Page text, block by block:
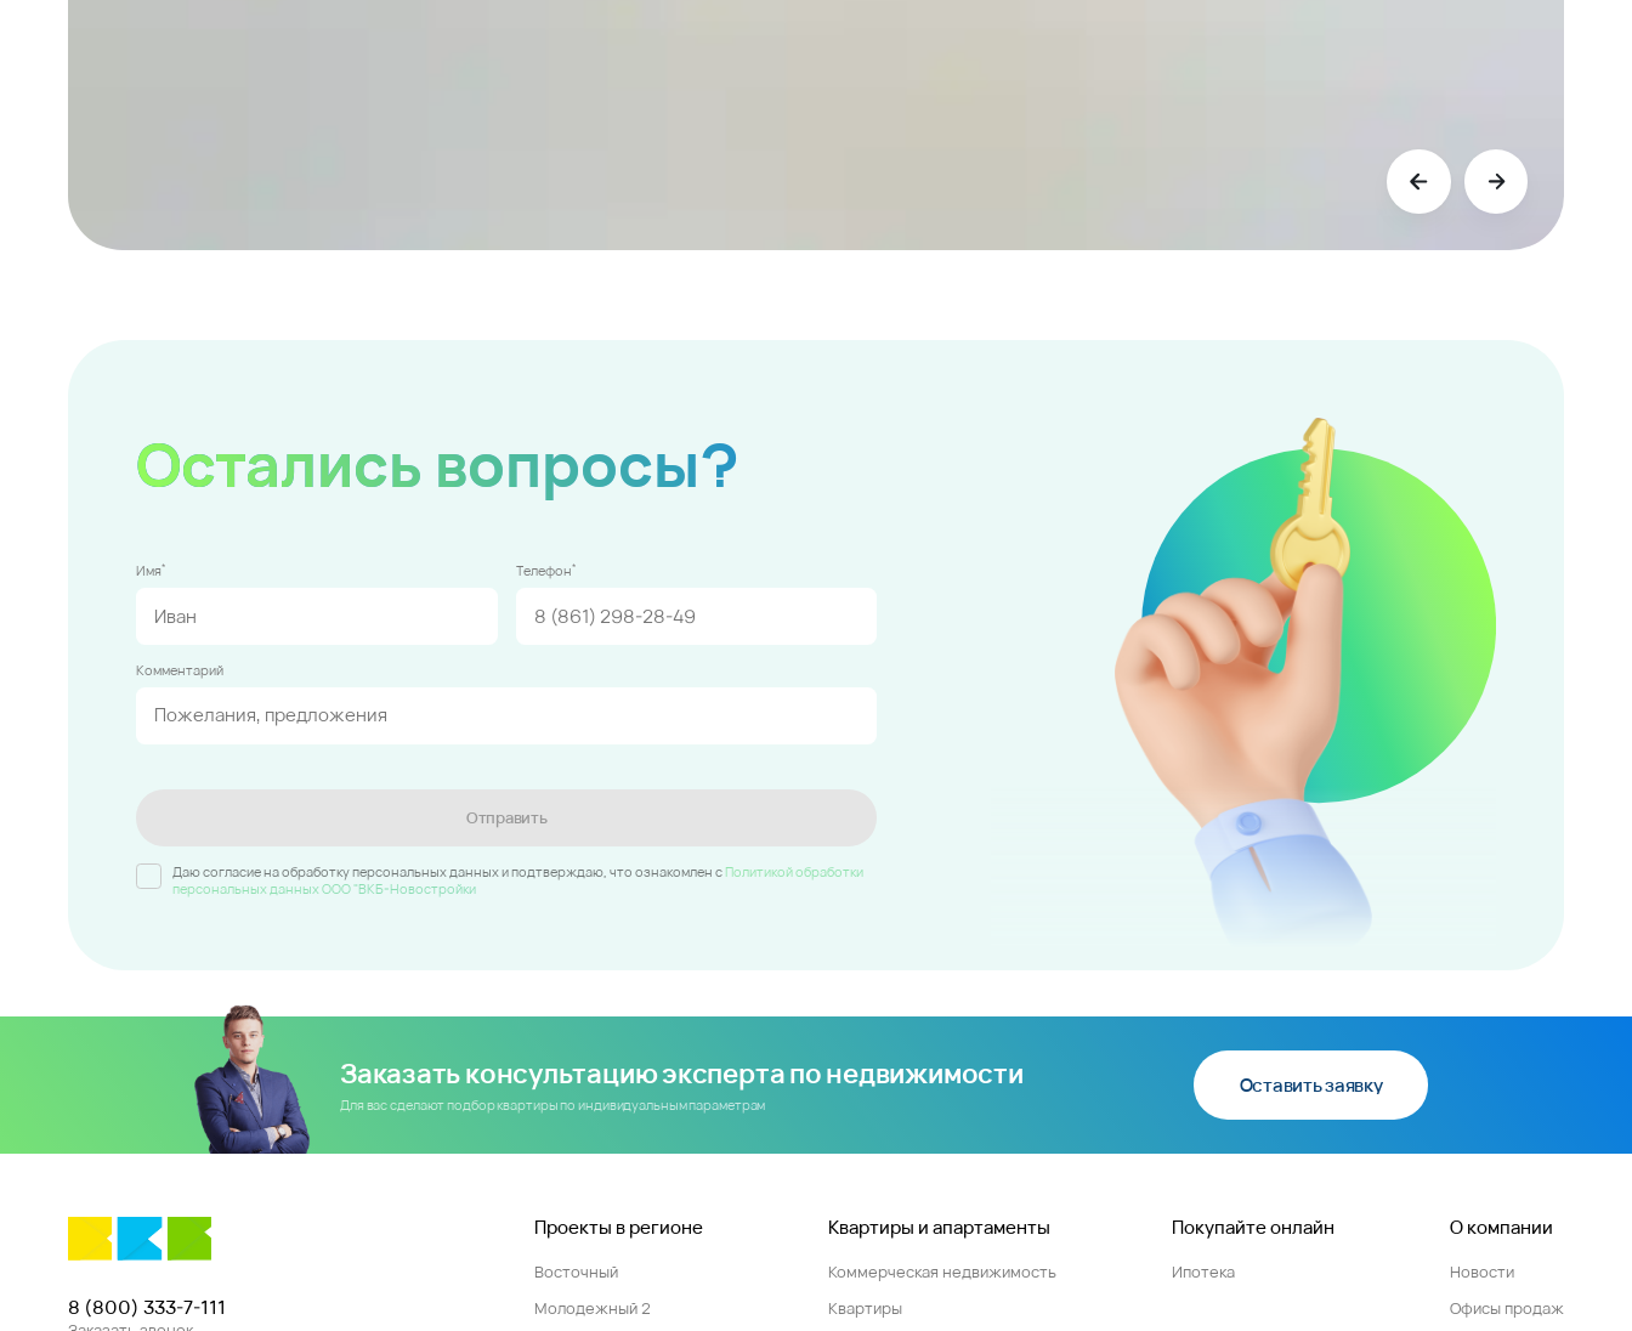
Остались вопросы?
Имя* Телефон*
Комментарий
Отправить
Даю согласие на обработку персональных данных и подтверждаю, что ознакомлен c Политикой обработки
персональных данных ООО "ВКБ-Новостройки
Заказать консультацию эксперта по недвижимости
Для вас сделают подбор квартиры по индивидуальным параметрам
Оставить заявку
8 (800) 333-7-111
Проекты в регионе
Восточный
Молодежный 2
Квартиры и апартаменты
Коммерческая недвижимость
Квартиры
Покупайте онлайн
Ипотека
О компании
Новости
Офисы продаж